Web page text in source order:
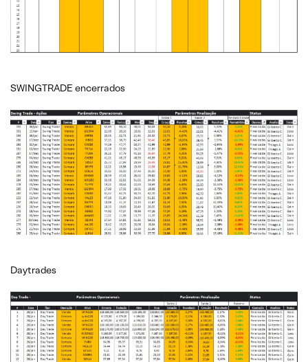
SWINGTRADE encerrados
Daytrades